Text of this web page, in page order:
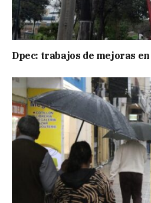
Dpec: trabajos de mejoras